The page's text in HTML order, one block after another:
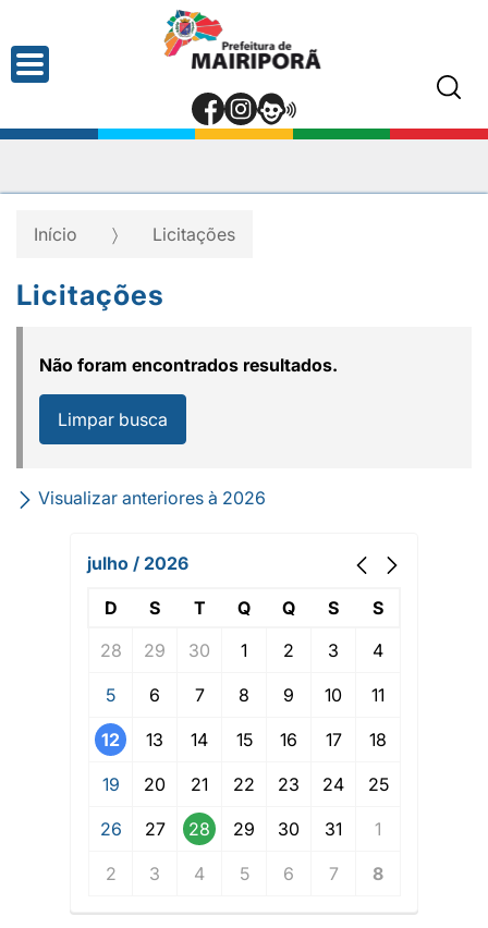
Início Licitações
Licitações
Não foram encontrados resultados.
Limpar busca
Visualizar anteriores à 2026
julho / 2026
D S T Q Q S
S
28
29 30 1 2 3 4
5 6 7 8 9 10 11
12 13 14 15 16 17 18
19 20 21 22 23 24 25
26 27 28 29 30 31 1
2 3 4 5 6 7 8